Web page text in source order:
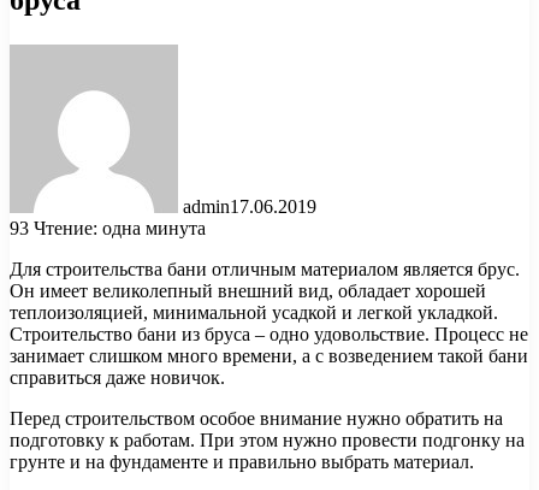
admin17.06.2019
93 Чтение: одна минута
Для строительства бани отличным материалом является брус.
Он имеет великолепный внешний вид, обладает хорошей
теплоизоляцией, минимальной усадкой и легкой укладкой.
Строительство бани из бруса – одно удовольствие. Процесс не
занимает слишком много времени, а с возведением такой бани
справиться даже новичок.
Перед строительством особое внимание нужно обратить на
подготовку к работам. При этом нужно провести подгонку на
грунте и на фундаменте и правильно выбрать материал.